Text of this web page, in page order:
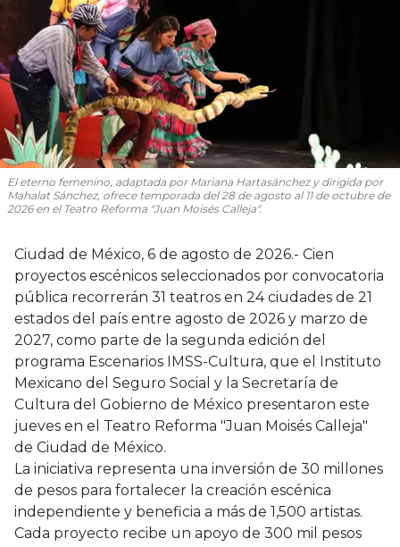
El eterno femenino, adaptada por Mariana Hartasánchez y dirigida por
Mahalat Sánchez, ofrece temporada del 28 de agosto al 11 de octubre de
2026 en el Teatro Reforma "Juan Moisés Calleja".
Ciudad de México, 6 de agosto de 2026.- Cien
proyectos escénicos seleccionados por convocatoria
pública recorrerán 31 teatros en 24 ciudades de 21
estados del país entre agosto de 2026 y marzo de
2027, como parte de la segunda edición del
programa Escenarios IMSS-Cultura, que el Instituto
Mexicano del Seguro Social y la Secretaría de
Cultura del Gobierno de México presentaron este
jueves en el Teatro Reforma "Juan Moisés Calleja"
de Ciudad de México.
La iniciativa representa una inversión de 30 millones
de pesos para fortalecer la creación escénica
independiente y beneficia a más de 1,500 artistas.
Cada proyecto recibe un apoyo de 300 mil pesos